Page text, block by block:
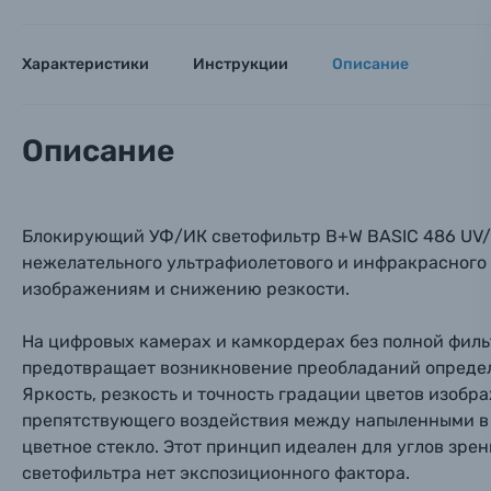
Аксессуары для фото и видеокамер
Материалы
Осветительное оборудование
Фоторамки
Фотоальбомы
Вами с
Номер
Характеристики Инструкции Описание
Описание
Блокирующий УФ/ИК светофильтр B+W BASIC 486 UV/
нежелательного ультрафиолетового и
изображениям и снижению резкости.
На цифровых камерах и камкордерах без полной
предотвращает возникновение преобладаний
Яркость, резкость и точность градации цветов
препятствующего воздействия между напыленными
цветное стекло. Этот принцип идеален для углов
светофильтра нет экспозиционного фактора.